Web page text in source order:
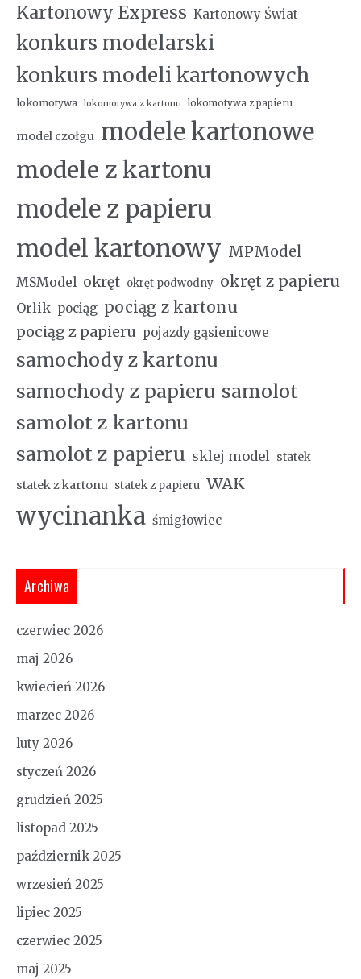
Kartonowy Express Kartonowy Świat
konkurs modelarski
konkurs modeli kartonowych
lokomotywa lokomotywa z kartonu lokomotywa z papieru
model czołgu modele kartonowe
modele z kartonu
modele z papieru
model kartonowy MPModel
MSModel okręt okręt podwodny okręt z papieru
Orlik pociąg pociąg z kartonu
pociąg z papieru pojazdy gąsienicowe
samochody z kartonu
samochody z papieru samolot
samolot z kartonu
samolot z papieru sklej model
statek
statek z kartonu statek z papieru WAK
wycinanka śmigłowiec
Archiwa
czerwiec 2026
maj 2026
kwiecień 2026
marzec 2026
luty 2026
styczeń 2026
grudzień 2025
listopad 2025
październik 2025
wrzesień 2025
lipiec 2025
czerwiec 2025
maj 2025